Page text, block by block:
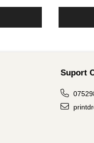
Suport